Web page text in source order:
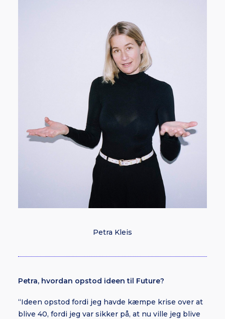
Petra Kleis
Petra, hvordan opstod ideen til Future?
“Ideen opstod fordi jeg havde kæmpe krise over at
blive 40, fordi jeg var sikker på, at nu ville jeg blive